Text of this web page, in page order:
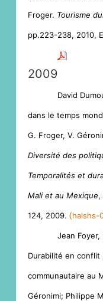
Froger. Tourisme
pp.223-238, 2010,
2009
David
dans le temps
G. Froger, V.
Diversité des
Temporalités et
Mali et au Mexique,
124, 2009. ⟨halshs-
Jean Foyer,
Durabilité en
communautaire au
Géronimi; Philippe